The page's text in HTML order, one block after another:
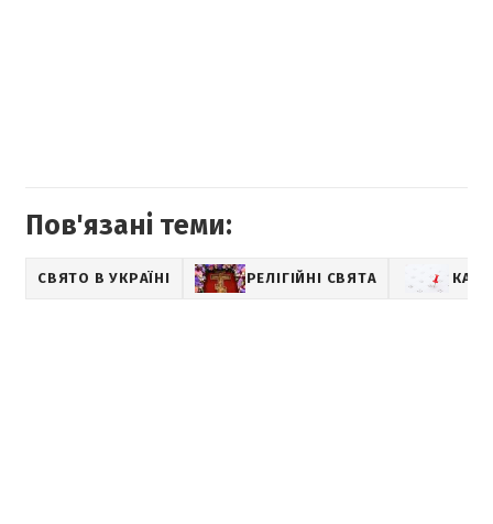
Пов'язані теми:
СВЯТО В УКРАЇНІ РЕЛІГІЙНІ СВЯТА